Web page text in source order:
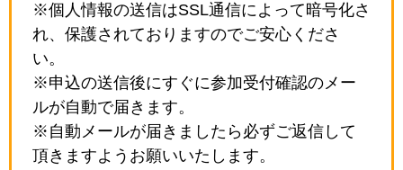
※個人情報の送信はSSL通信によって暗号化さ
れ、保護されておりますのでご安心くださ
い。
※申込の送信後にすぐに参加受付確認のメー
ルが自動で届きます。
※自動メールが届きましたら必ずご返信して
頂きますようお願いいたします。